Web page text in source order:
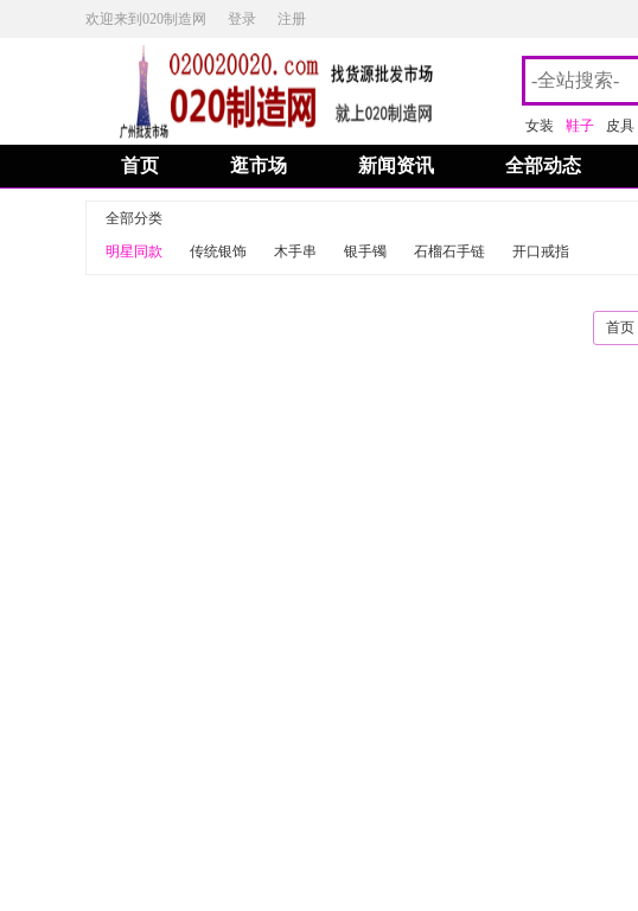
欢迎来到020制造网 登录 注册
女装 鞋子 皮具
首页 逛市场 新闻资讯 全部动态
全部分类
明星同款
传统银饰 木手串 银手镯 石榴石手链 开口戒指
首页